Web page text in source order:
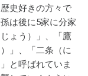
史好きの方々で
は後に5家に分家
ょう）」、「鷹
」、「二条（に
と呼ばれていま